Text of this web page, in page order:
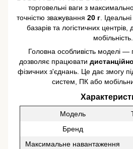
торговельні ваги з
точністю зважування 20 г .
базарів та логістичних центрів,
мобільність.
Головна особливість моделі —
дозволяє працювати дистанційно
фізичних з'єднань. Це дає змогу
систем, ПК або
Модель
Бренд
Максимальне навантаження